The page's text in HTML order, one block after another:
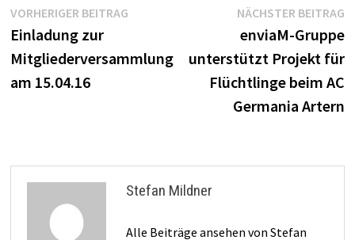
Beitragsnavigation
VORHERIGER BEITRAGVorheriger
Einladung zur
Mitgliederversammlung
am 15.04.16
NÄCHSTER BEITRAG
enviaM-Gruppe
unterstützt Projekt für
Flüchtlinge beim AC
Germania Artern
Stefan Mildner
Alle Beiträge ansehen von Stefan